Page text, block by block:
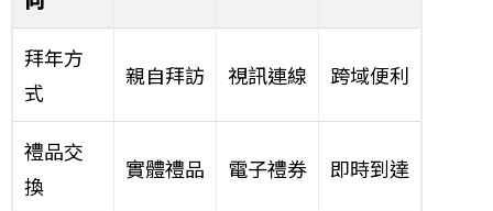
拜年方
式
親自拜訪 視訊連線 跨域便利
禮品交
換
實體禮品 電子禮券 即時到達